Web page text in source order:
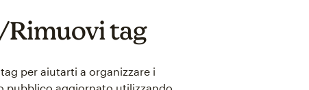
Rimuovi tag
per aiutarti a organizzare i